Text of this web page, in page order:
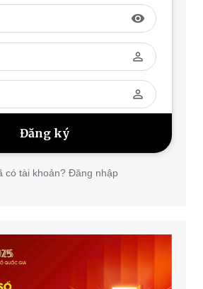
visibility
perm_identity
perm_identity
có tài khoản? Đăng nhập